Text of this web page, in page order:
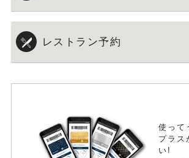
レストラン予約
使って
プラス
い!